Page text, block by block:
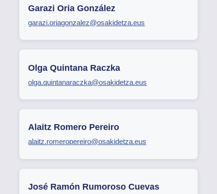
Garazi Oria González
garazi.oriagonzalez@osakidetza.eus
Olga Quintana Raczka
olga.quintanaraczka@osakidetza.eus
Alaitz Romero Pereiro
alaitz.romeropereiro@osakidetza.eus
José Ramón Rumoroso Cuevas